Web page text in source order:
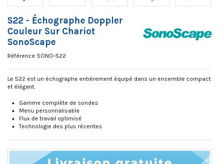
S22 - Échographe Doppler
Couleur Sur Chariot
SonoScape
Référence SONO-S22
Le S22 est un échographe entièrement équipé dans un ensemble compact
et élégant.
Gamme complète de sondes
Menu personnalisable
Flux de travail optimisé
Technologie des plus récentes